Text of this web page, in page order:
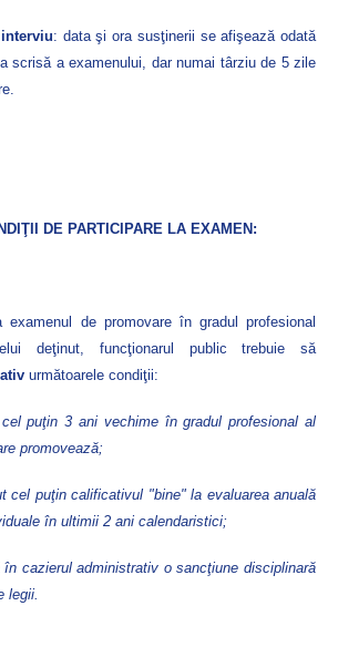
: data şi ora susţinerii se afişează odată
scrisă a examenului, dar numai târziu de 5 zile
DE PARTICIPARE LA EXAMEN:
examenul de promovare în gradul profesional
deţinut, funcţionarul public trebuie să
următoarele condiţii:
puţin 3 ani vechime în gradul profesional al
promovează;
cel puţin calificativul "bine" la evaluarea anuală
în ultimii 2 ani calendaristici;
cazierul administrativ o sancţiune disciplinară
legii.